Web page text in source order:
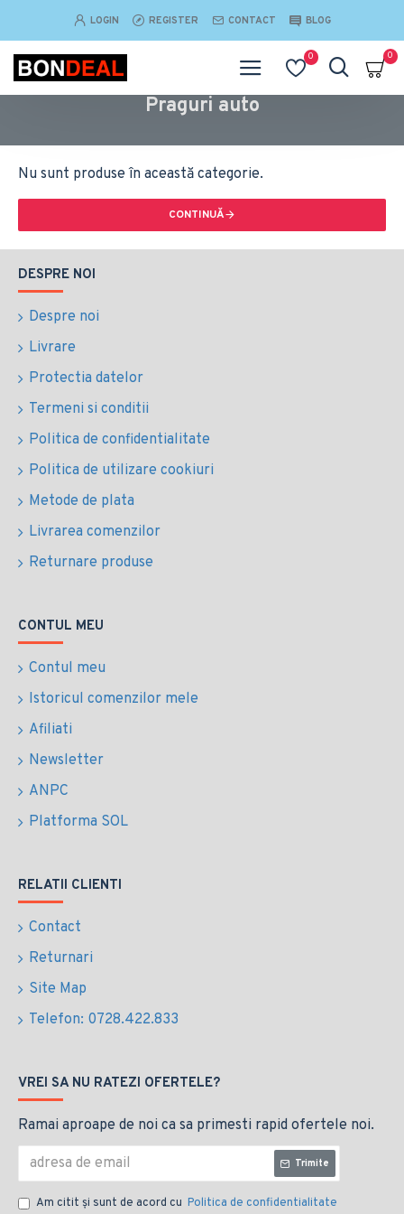
LOGIN REGISTER CONTACT BLOG
0 0
Praguri auto
Nu sunt produse în această categorie.
CONTINUĂ
DESPRE NOI
Despre noi
Livrare
Protectia datelor
Termeni si conditii
Politica de confidentialitate
Politica de utilizare cookiuri
Metode de plata
Livrarea comenzilor
Returnare produse
CONTUL MEU
Contul meu
Istoricul comenzilor mele
Afiliati
Newsletter
ANPC
Platforma SOL
RELATII CLIENTI
Contact
Returnari
Site Map
Telefon: 0728.422.833
VREI SA NU RATEZI OFERTELE?
Ramai aproape de noi ca sa primesti rapid ofertele noi.
Trimite
Am citit şi sunt de acord cu Politica de confidentialitate